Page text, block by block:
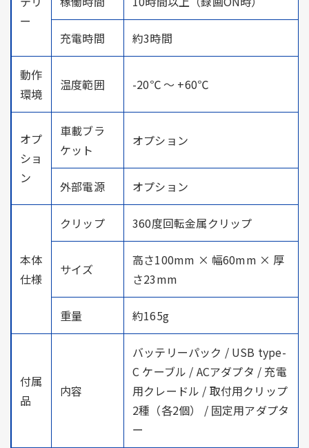
ー
充電時間 約3時間
動作
環境
温度範囲 -20℃ ～ +60℃
オプ
ショ
ン
車載ブラ
ケット
オプション
外部電源 オプション
本体
仕様
クリップ 360度回転金属クリップ
サイズ
高さ100mm × 幅60mm × 厚
さ23mm
重量 約165g
付属
品
内容
バッテリーパック / USB type-
C ケーブル / ACアダプタ / 充電
用クレードル / 取付用クリップ
2種（各2個） / 固定用アダプタ
ー